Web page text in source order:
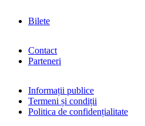
Bilete
Contact
Parteneri
Informații publice
Termeni și condiții
Politica de confidențialitate